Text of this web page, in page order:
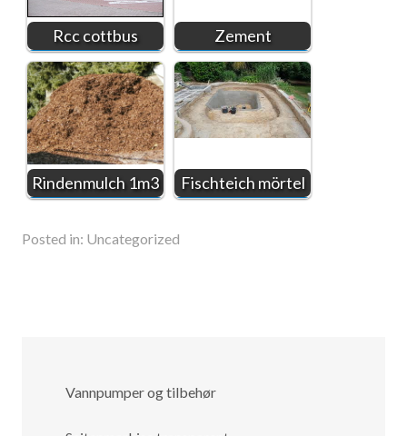
Rcc cottbus Zement
Rindenmulch 1m3 Fischteich mörtel
Posted in: Uncategorized
Vannpumper og tilbehør